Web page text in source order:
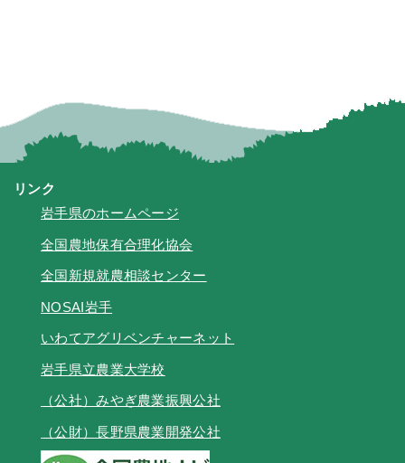
リンク
岩手県のホームページ
全国農地保有合理化協会
全国新規就農相談センター
NOSAI岩手
いわてアグリベンチャーネット
岩手県立農業大学校
（公社）みやぎ農業振興公社
（公財）長野県農業開発公社